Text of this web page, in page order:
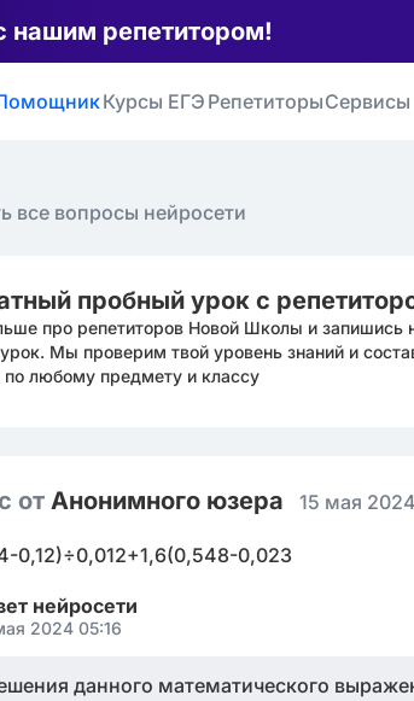
нашим репетитором!
Курсы ЕГЭ РепетиторыСервисы
все вопросы нейросети
пробный урок с
про репетиторов Новой Школы и запишись
Мы проверим твой уровень знаний и
по любому предмету и классу
от Анонимного юзера 15 мая
0,12)÷0,012+1,6(0,548-0,023
нейросети
2024 05:16
данного математического